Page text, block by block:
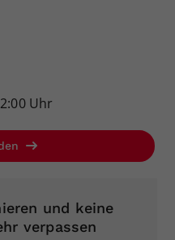
Uhr
und keine
verpassen